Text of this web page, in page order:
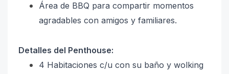
Área de BBQ para compartir momentos
agradables con amigos y familiares.
Detalles del Penthouse:
4 Habitaciones c/u con su baño y wolking